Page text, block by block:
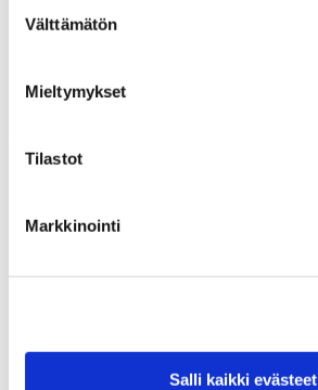
valinta
Välttämätön
Mieltymykset
Tilastot
Markkinointi
Salli kaikki evästeet
Ekosysteemi